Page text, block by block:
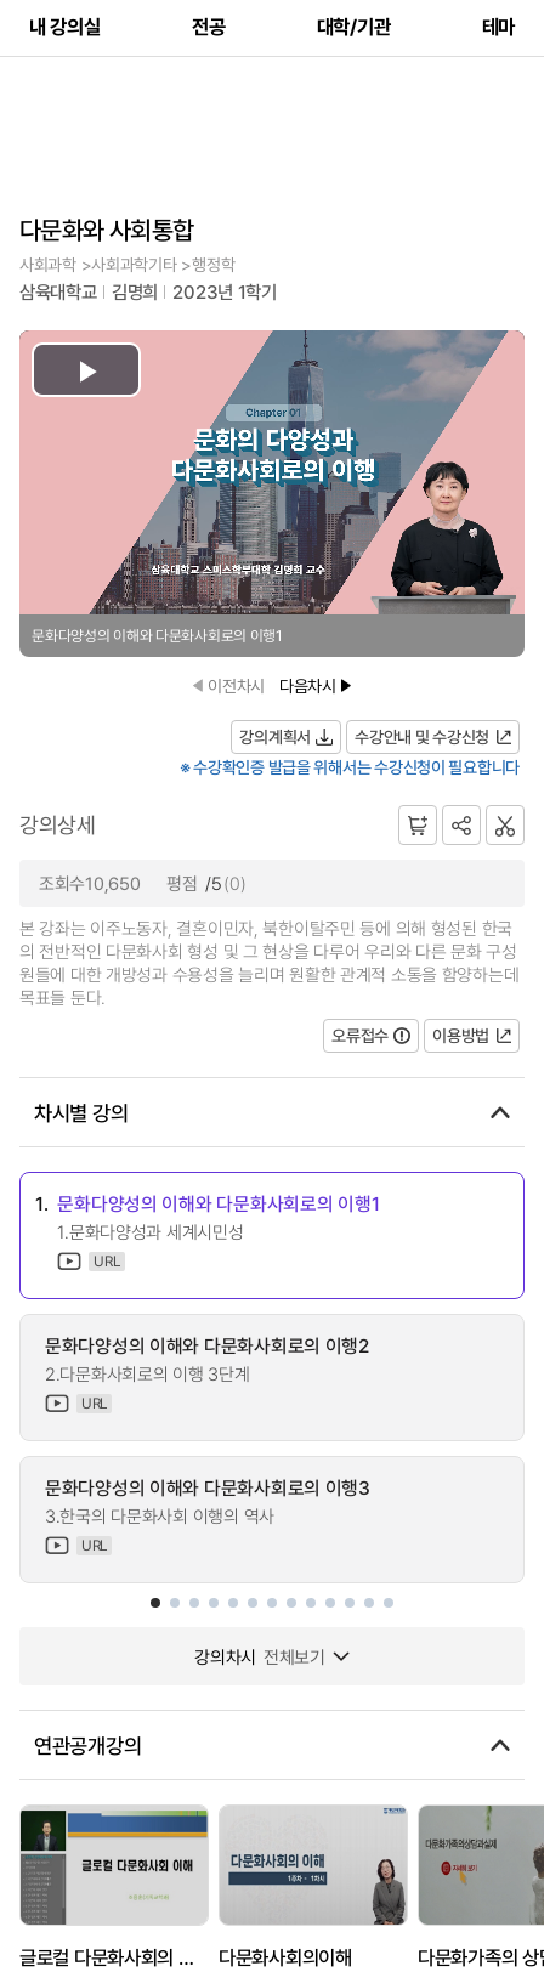
내 강의실 전공 대학/기관 테마
다문화와 사회통합
사회과학 >사회과학기타 >행정학
삼육대학교 김명희 2023년 1학기
Play
Video
문화다양성의 이해와 다문화사회로의 이행1
이전차시 다음차시
강의계획서
수강안내 및 수강신청
※ 수강확인증 발급을 위해서는 수강신청이 필요합니다
강의상세
조회수10,650 평점 /5(0)
본 강좌는 이주노동자, 결혼이민자, 북한이탈주민 등에 의해 형성된 한국
의 전반적인 다문화사회 형성 및 그 현상을 다루어 우리와 다른 문화 구성
원들에 대한 개방성과 수용성을 늘리며 원활한 관계적 소통을 함양하는데
목표들 둔다.
오류접수
이용방법
차시별 강의
1. 문화다양성의 이해와 다문화사회로의 이행1
1.문화다양성과 세계시민성
URL
문화다양성의 이해와 다문화사회로의 이행2
2.다문화사회로의 이행 3단계
URL
문화다양성의 이해와 다문화사회로의 이행3
3.한국의 다문화사회 이행의 역사
URL
강의차시 전체보기
연관공개강의
글로컬 다문화사회의 이해 다문화사회의이해